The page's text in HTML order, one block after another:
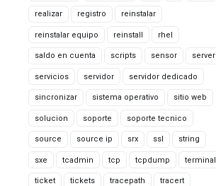
realizar registro reinstalar
reinstalar equipo reinstall rhel
saldo en cuenta scripts sensor server
servicios servidor servidor dedicado
sincronizar sistema operativo sitio web
solucion soporte soporte tecnico
source source ip srx ssl string
sxe tcadmin tcp tcpdump terminal
ticket tickets tracepath tracert